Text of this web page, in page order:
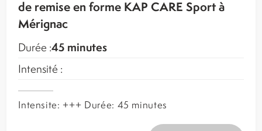
de remise en forme KAP CARE Sport à
Mérignac
Durée :45 minutes
Intensité :
Intensite: +++ Durée: 45 minutes